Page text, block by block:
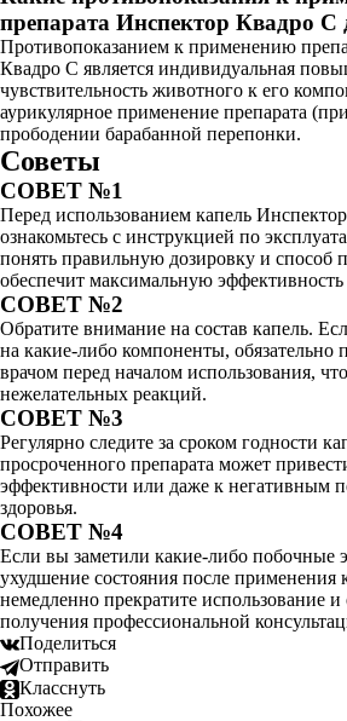
препарата Инспектор Квадро С
Противопоказанием к применению
Квадро С является индивидуальная
чувствительность животного к его
аурикулярное применение препарата
прободении барабанной перепонки.
Советы
СОВЕТ №1
Перед использованием капель Инспектор
ознакомьтесь с инструкцией по
понять правильную дозировку и способ
обеспечит максимальную эффективность
СОВЕТ №2
Обратите внимание на состав капель.
на какие-либо компоненты, обязательно
врачом перед началом использования,
нежелательных реакций.
СОВЕТ №3
Регулярно следите за сроком годности
просроченного препарата может
эффективности или даже к негативным
здоровья.
СОВЕТ №4
Если вы заметили какие-либо побочные
ухудшение состояния после применения
немедленно прекратите использование и
получения профессиональной
Поделиться
Отправить
Класснуть
Похожее